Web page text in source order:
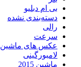
بی ام دبلیو
دسته‌بندی نشده
رالی
سرعت
عکس های ماشین
لامبورگینی
ماشین 2015